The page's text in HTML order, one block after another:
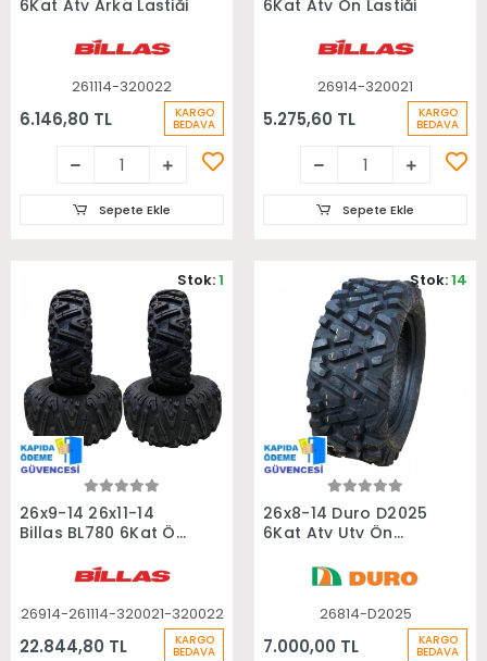
6Kat Atv Arka Lastiği
261114-320022
6.146,80 TL KARGO
BEDAVA
Sepete Ekle
6Kat Atv Ön Lastiği
26914-320021
5.275,60 TL KARGO
BEDAVA
Sepete Ekle
Sepete Ekle
26x9-14 26x11-14
Billas BL780 6Kat Ön
26914-261114-320021-320022
22.844,80 TL KARGO
BEDAVA
Stok:1
Sepete Ekle
26x8-14 Duro D2025
6Kat Atv Utv Ön
26814-D2025
7.000,00 TL KARGO
BEDAVA
Stok:14